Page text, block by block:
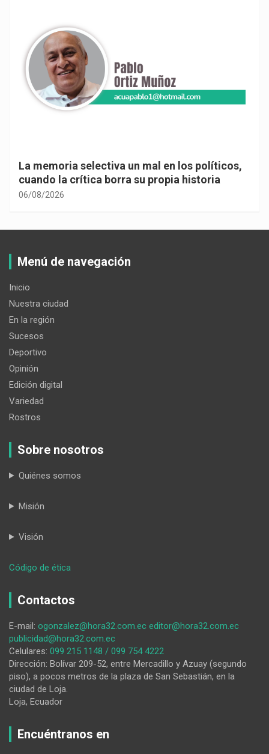
La memoria selectiva un mal en los políticos,
cuando la crítica borra su propia historia
06/08/2026
Menú de navegación
Inicio
Nuestra ciudad
En la región
Sucesos
Deportivo
Opinión
Edición digital
Variedad
Rostros
Sobre nosotros
Quiénes somos
Misión
Visión
Código de ética
seis
políticas
hicieron
tres
alianzas
Contactos
E-mail: ogonzalez@hora32.com.ec editor@hora32.com.ec
publicidad@hora32.com.ec
Celulares: 099 215 1148 / 099 754 4222
Dirección: Bolívar 209-52, entre Mercadillo y Azuay (segundo
piso), a pocos metros de la plaza de San Sebastián, en la
ciudad de Loja.
Loja, Ecuador
Encuéntranos en